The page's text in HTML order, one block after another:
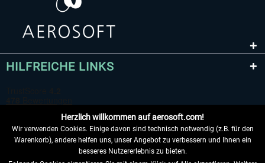
HILFREICHE LINKS
Herzlich willkommen auf aerosoft.com!
Wir verwenden Cookies. Einige davon sind technisch notwendig (z.B. für den
Warenkorb), andere helfen uns, unser Angebot zu verbessern und Ihnen ein
besseres Nutzererlebnis zu bieten.